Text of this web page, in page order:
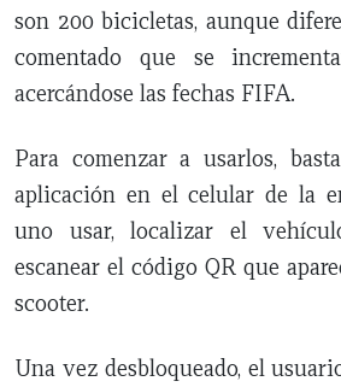
son 200 bicicletas, aunque
comentado que se
acercándose las fechas FIFA.
Para comenzar a usarlos,
aplicación en el celular de la
uno usar, localizar el
escanear el código QR que
scooter.
Una vez desbloqueado, el